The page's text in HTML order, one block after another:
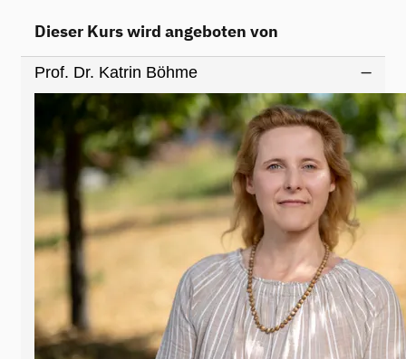
Dieser Kurs wird angeboten von
Prof. Dr. Katrin Böhme